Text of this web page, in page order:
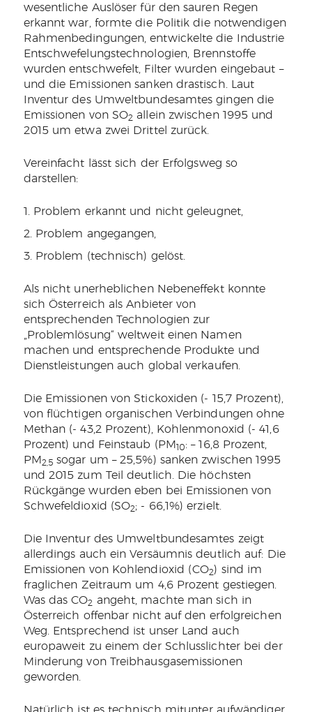
wesentliche Auslöser für den sauren Regen
erkannt war, formte die Politik die notwendigen
Rahmenbedingungen, entwickelte die Industrie
Entschwefelungstechnologien, Brennstoffe
wurden entschwefelt, Filter wurden eingebaut –
und die Emissionen sanken drastisch. Laut
Inventur des Umweltbundesamtes gingen die
Emissionen von SO2 allein zwischen 1995 und
2015 um etwa zwei Drittel zurück.
Vereinfacht lässt sich der Erfolgsweg so
darstellen:
Problem erkannt und nicht geleugnet,
Problem angegangen,
Problem (technisch) gelöst.
Als nicht unerheblichen Nebeneffekt konnte
sich Österreich als Anbieter von
entsprechenden Technologien zur
„Problemlösung“ weltweit einen Namen
machen und entsprechende Produkte und
Dienstleistungen auch global verkaufen.
Die Emissionen von Stickoxiden (- 15,7 Prozent),
von flüchtigen organischen Verbindungen ohne
Methan (- 43,2 Prozent), Kohlenmonoxid (- 41,6
Prozent) und Feinstaub (PM10: – 16,8 Prozent,
PM2,5 sogar um – 25,5%) sanken zwischen 1995
und 2015 zum Teil deutlich. Die höchsten
Rückgänge wurden eben bei Emissionen von
Schwefeldioxid (SO2; - 66,1%) erzielt.
Die Inventur des Umweltbundesamtes zeigt
allerdings auch ein Versäumnis deutlich auf: Die
Emissionen von Kohlendioxid (CO2) sind im
fraglichen Zeitraum um 4,6 Prozent gestiegen.
Was das CO2 angeht, machte man sich in
Österreich offenbar nicht auf den erfolgreichen
Weg. Entsprechend ist unser Land auch
europaweit zu einem der Schlusslichter bei der
Minderung von Treibhausgasemissionen
geworden.